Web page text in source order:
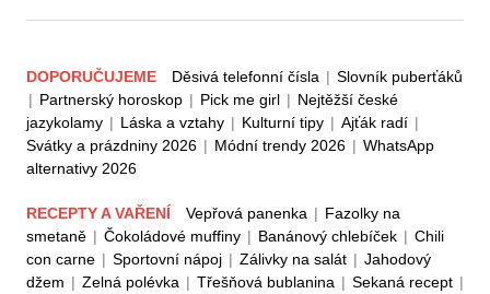
DOPORUČUJEME Děsivá telefonní čísla | Slovník puberťáků
| Partnerský horoskop | Pick me girl | Nejtěžší české
jazykolamy | Láska a vztahy | Kulturní tipy | Ajťák radí |
Svátky a prázdniny 2026 | Módní trendy 2026 | WhatsApp
alternativy 2026
RECEPTY A VAŘENÍ Vepřová panenka | Fazolky na
smetaně | Čokoládové muffiny | Banánový chlebíček | Chili
con carne | Sportovní nápoj | Zálivky na salát | Jahodový
džem | Zelná polévka | Třešňová bublanina | Sekaná recept |